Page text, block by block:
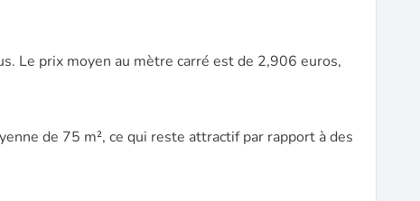
Le prix moyen au mètre carré est de 2,906 euros,
de 75 m², ce qui reste attractif par rapport à des